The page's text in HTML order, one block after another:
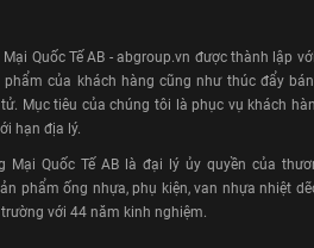
Quốc Tế AB - abgroup.vn được thành lập
của khách hàng cũng như thúc đẩy
Mục tiêu của chúng tôi là phục vụ khách
hạn địa lý.
Mại Quốc Tế AB là đại lý ủy quyền của
phẩm ống nhựa, phụ kiện, van nhựa nhiệt
với 44 năm kinh nghiệm.